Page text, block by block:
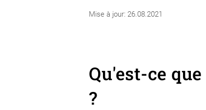
Mise à jour: 26.08.2021
Qu'est-ce
?